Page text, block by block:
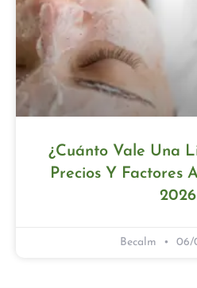
¿Cuánto Vale Una
Precios Y Factores
2026
Becalm 06/